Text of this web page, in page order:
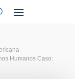
Humanos Caso: